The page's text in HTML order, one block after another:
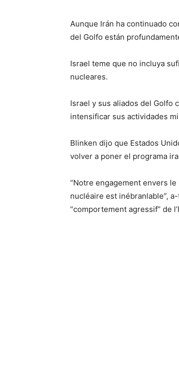
Aunque Irán ha continuado
del Golfo están
Israel teme que no incluya
nucleares.
Israel y sus aliados del Golfo
intensificar sus actividades
Blinken dijo que Estados
volver a poner el programa
“Notre engagement envers le
nucléaire est inébranlable”,
“comportement agressif” de